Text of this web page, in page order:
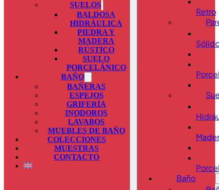
SUELOS
BALDOSA
HIDRÁULICA
PIEDRA Y
MADERA
RÚSTICO
SUELO
PORCELÁNICO
BAÑO
BAÑERAS
ESPEJOS
GRIFERÍA
INODOROS
LAVABOS
MUEBLES DE BAÑO
COLECCIONES
MUESTRAS
CONTACTO
Retro
Baño